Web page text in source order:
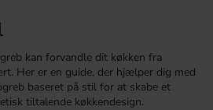
kan forvandle dit køkken fra
Her er en guide, der hjælper dig med
baseret på stil for at skabe et
tiltalende køkkendesign.